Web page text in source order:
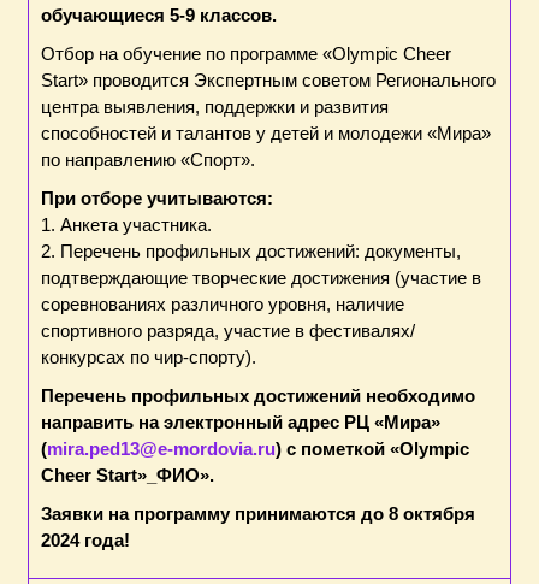
обучающиеся 5-9 классов.
Отбор на обучение по программе «Olympic Cheer
Start» проводится Экспертным советом Регионального
центра выявления, поддержки и развития
способностей и талантов у детей и молодежи «Мира»
по направлению «Спорт».
При отборе учитываются:
1. Анкета участника.
2. Перечень профильных достижений: документы,
подтверждающие творческие достижения (участие в
соревнованиях различного уровня, наличие
спортивного разряда, участие в фестивалях/
конкурсах по чир-спорту).
Перечень профильных достижений необходимо
направить на электронный адрес РЦ «Мира»
(mira.ped13@e-mordovia.ru) с пометкой «Olympic
Cheer Start»_ФИО».
Заявки на программу принимаются до 8 октября
2024 года!